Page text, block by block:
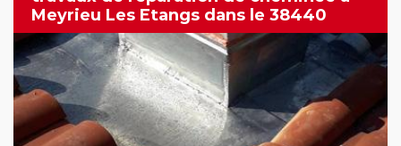
Meyrieu Les Etangs dans le 38440